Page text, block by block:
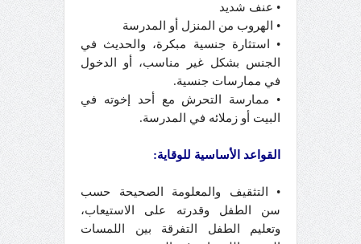
• عنف شديد
• الهروب من المنزل أو المدرسة
• استثارة جنسية مبكرة، والحديث في
الجنس بشكل غير مناسب، أو الدخول
في ممارسات جنسية.
• ممارسة التحرش مع أحد إخوته في
البيت أو زملائه في المدرسة.
القواعد الأساسية للوقاية:
• التثقيف والمعلومة الصحيحة حسب
سن الطفل وقدرته على الاستيعاب،
وتعليم الطفل التفرقة بين اللمسات